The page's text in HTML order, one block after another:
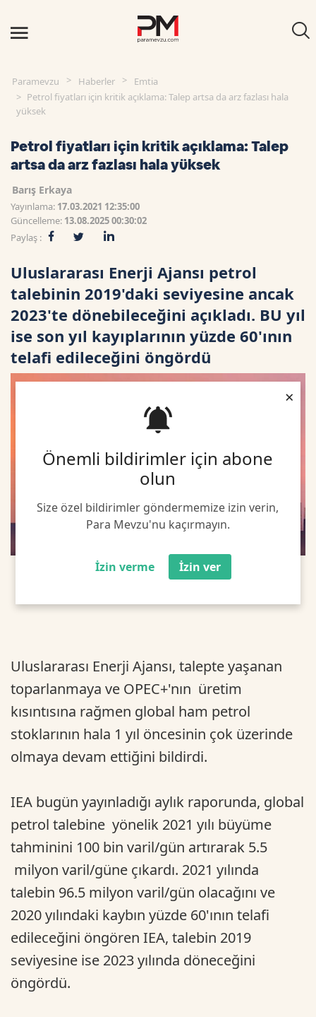
Önemli bildirimler için abone
olun
Size özel bildirimler göndermemize izin verin,
Para Mevzu'nu kaçırmayın.
İzin verme İzin ver
×
Paramevzu Haberler
Emtia
Petrol fiyatları için kritik açıklama: Talep artsa da arz fazlası hala
yüksek
Petrol fiyatları için kritik açıklama: Talep
artsa da arz fazlası hala yüksek
Barış Erkaya
Yayınlama: 17.03.2021 12:35:00
Güncelleme: 13.08.2025 00:30:02
Paylaş :
Uluslararası Enerji Ajansı petrol
talebinin 2019'daki seviyesine ancak
2023'te dönebileceğini açıkladı. BU yıl
ise son yıl kayıplarının yüzde 60'ının
telafi edileceğini öngördü
Uluslararası Enerji Ajansı, talepte yaşanan
toparlanmaya ve OPEC+'nın üretim
kısıntısına rağmen global ham petrol
stoklarının hala 1 yıl öncesinin çok üzerinde
olmaya devam ettiğini bildirdi.
IEA bugün yayınladığı aylık raporunda, global
petrol talebine yönelik 2021 yılı büyüme
tahminini 100 bin varil/gün artırarak 5.5
milyon varil/güne çıkardı. 2021 yılında
talebin 96.5 milyon varil/gün olacağını ve
2020 yılındaki kaybın yüzde 60'ının telafi
edileceğini öngören IEA, talebin 2019
seviyesine ise 2023 yılında döneceğini
öngördü.